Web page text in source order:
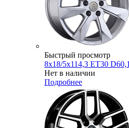
Быстрый просмотр
8x18/5x114,3 ET30
Нет в наличии
Подробнее